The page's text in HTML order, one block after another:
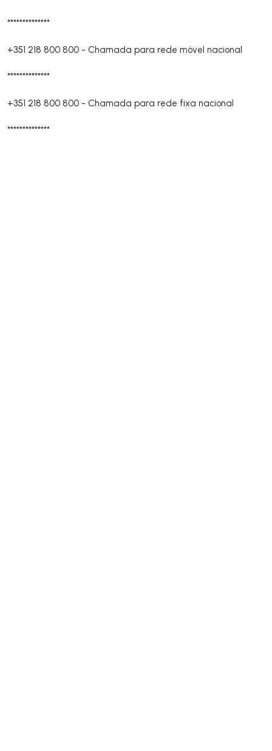
**************
+351 218 800 800 - Chamada para rede móvel nacional
**************
+351 218 800 800 - Chamada para rede fixa nacional
**************